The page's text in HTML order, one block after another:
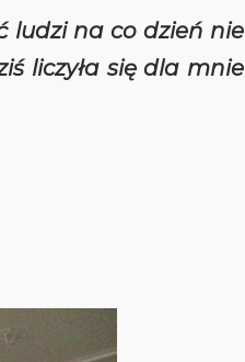
ludzi na co dzień nie
liczyła się dla mnie